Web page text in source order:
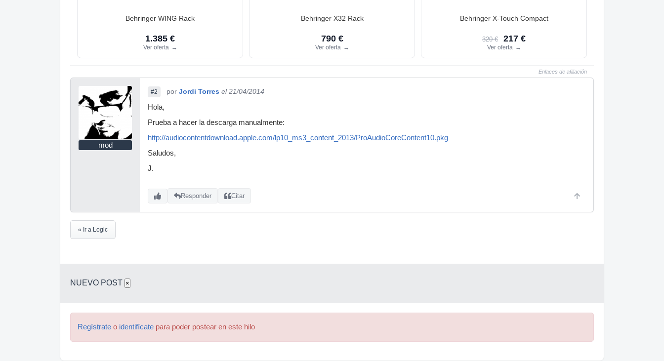
Behringer WING Rack
1.385 €
Ver oferta →
Behringer X32 Rack
790 €
Ver oferta →
Behringer X-Touch Compact
320 € 217 €
Ver oferta →
Enlaces de afiliación
mod
#2 por Jordi Torres el 21/04/2014
Hola,
Prueba a hacer la descarga manualmente:
http://audiocontentdownload.apple.com/lp10_ms3_content_2013/ProAudioCoreContent10.pkg
Saludos,
J.
Responder Citar
« Ir a Logic
NUEVO POST ×
Regístrate o identifícate para poder postear en este hilo